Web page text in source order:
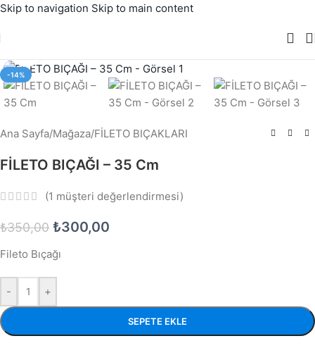
Skip to navigation Skip to main content
-14%
Ana Sayfa/Mağaza/FİLETO BIÇAKLARI
FİLETO BIÇAĞI – 35 Cm
(1 müşteri değerlendirmesi)
₺350,00 ₺300,00
Fileto Bıçağı
- +
SEPETE EKLE